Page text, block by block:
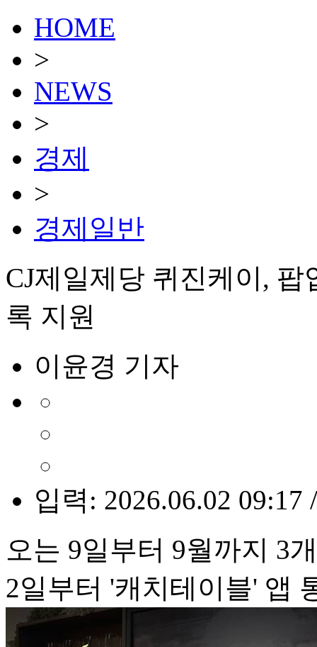
HOME
>
NEWS
>
경제
>
경제일반
CJ제일제당 퀴진케이,
록 지원
이윤경 기자
입력: 2026.06.02 09:17
오는 9일부터 9월까지 3
2일부터 '캐치테이블' 앱